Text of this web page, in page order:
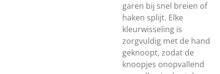
garen bij snel breien of
haken splijt. Elke
kleurwisseling is
zorgvuldig met de hand
geknoopt, zodat de
knoopjes onopvallend